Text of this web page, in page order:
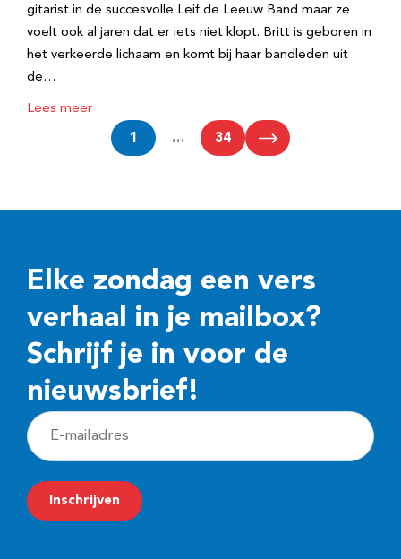
gitarist in de succesvolle Leif de Leeuw Band maar ze
voelt ook al jaren dat er iets niet klopt. Britt is geboren in
het verkeerde lichaam en komt bij haar bandleden uit
de…
Lees meer
1 … 34
Elke zondag een vers
verhaal in je mailbox?
Schrijf je in voor de
nieuwsbrief!
E
-
m
a
Inschrijven